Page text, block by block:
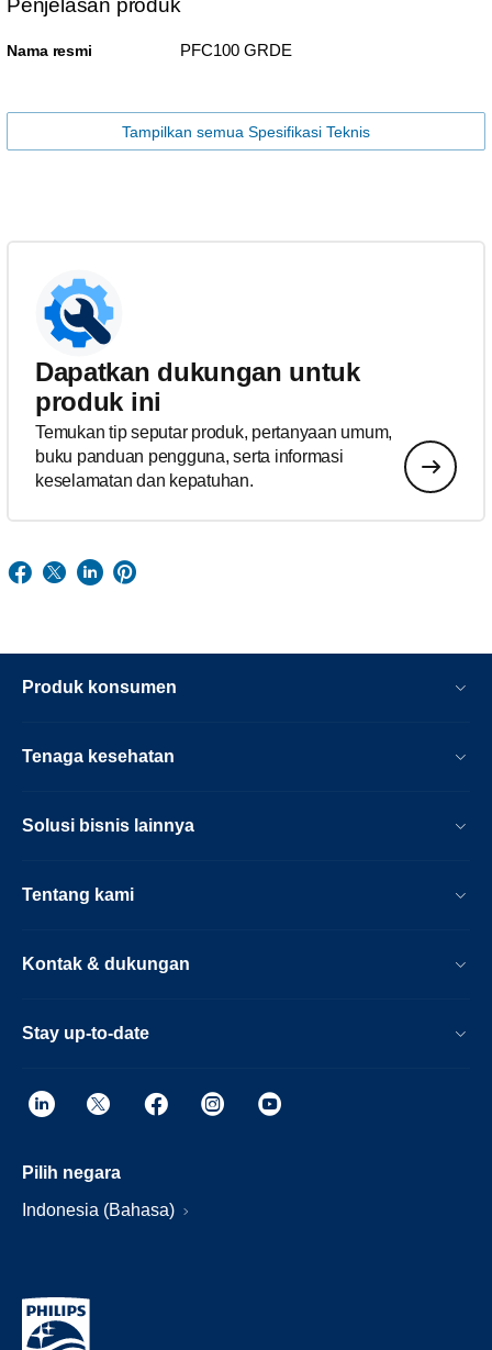
Penjelasan produk
Nama resmi PFC100 GRDE
Tampilkan semua Spesifikasi Teknis
Dapatkan dukungan untuk
produk ini
Temukan tip seputar produk, pertanyaan umum,
buku panduan pengguna, serta informasi
keselamatan dan kepatuhan.
Produk konsumen
Tenaga kesehatan
Solusi bisnis lainnya
Tentang kami
Kontak & dukungan
Stay up-to-date
Pilih negara
Indonesia (Bahasa)